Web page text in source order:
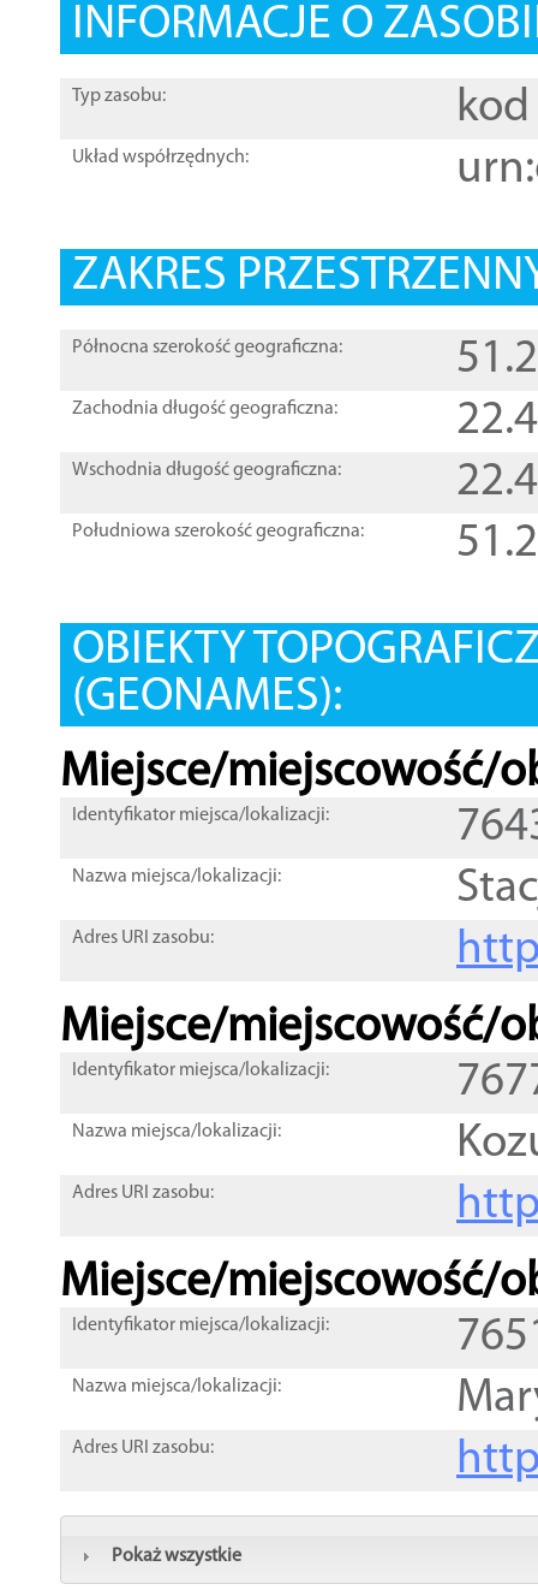
INFORMACJE O
Typ zasobu: kod
Układ współrzędnych:
ZAKRES
Północna szerokość geograficzna:
Zachodnia długość geograficzna:
Wschodnia długość geograficzna:
Południowa szerokość geograficzna:
OBIEKTY
(GEONAMES):
Miejsce/miejscowość/
Identyfikator miejsca/lokalizacji:
Nazwa miejsca/lokalizacji:
Adres URI zasobu:
Miejsce/miejscowość/
Identyfikator miejsca/lokalizacji:
Nazwa miejsca/lokalizacji:
Adres URI zasobu:
Miejsce/miejscowość/
Identyfikator miejsca/lokalizacji:
Nazwa miejsca/lokalizacji:
Adres URI zasobu:
Pokaż wszystkie